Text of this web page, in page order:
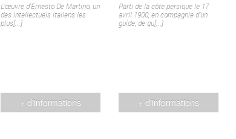
L’œuvre d'Ernesto De Martino, un
des intellectuels italiens les
plus[...]
+ d'informations
Parti de la côte persique le 17
avril 1900, en compagnie d’un
guide, de qu[...]
+ d'informations